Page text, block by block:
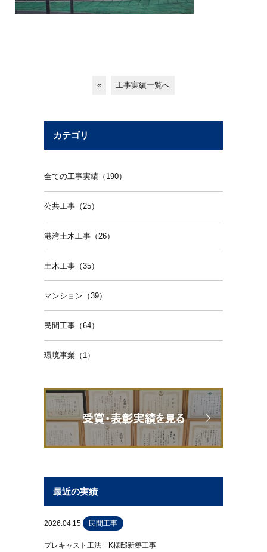
« 工事実績一覧へ
カテゴリ
全ての工事実績（190）
公共工事（25）
港湾土木工事（26）
土木工事（35）
マンション（39）
民間工事（64）
環境事業（1）
最近の実績
2026.04.15 民間工事
プレキャスト工法 K様邸新築工事